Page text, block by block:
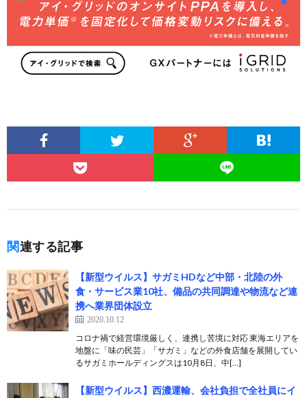
関連する記事
【新型ウイルス】サガミHDなど中部・北陸の外
食・サービス業10社、備品の共同調達や物流など連
携へ業界団体設立
2020.10.12
コロナ禍で経営環境厳しく、連携し苦境に対応 東海エリアを
地盤に「味の民芸」「サガミ」などの外食店舗を展開してい
るサガミホールディングスは10月8日、中[…]
【新型ウイルス】西濃運輸、会社負担で全社員にイ